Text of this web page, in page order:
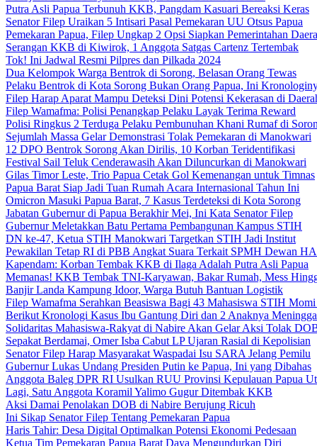
Putra Asli Papua Terbunuh KKB, Pangdam Kasuari Bereaksi Keras
Senator Filep Uraikan 5 Intisari Pasal Pemekaran UU Otsus Papua
Pemekaran Papua, Filep Ungkap 2 Opsi Siapkan Pemerintahan
Serangan KKB di Kiwirok, 1 Anggota Satgas Cartenz Tertembak
Tok! Ini Jadwal Resmi Pilpres dan Pilkada 2024
Dua Kelompok Warga Bentrok di Sorong, Belasan Orang Tewas
Pelaku Bentrok di Kota Sorong Bukan Orang Papua, Ini
Filep Harap Aparat Mampu Deteksi Dini Potensi Kekerasan di
Filep Wamafma: Polisi Penangkap Pelaku Layak Terima Reward
Polisi Ringkus 2 Terduga Pelaku Pembunuhan Khani Rumaf di
Sejumlah Massa Gelar Demonstrasi Tolak Pemekaran di Manokwari
12 DPO Bentrok Sorong Akan Dirilis, 10 Korban Teridentifikasi
Festival Sail Teluk Cenderawasih Akan Diluncurkan di Manokwari
Gilas Timor Leste, Trio Papua Cetak Gol Kemenangan untuk Timnas
Papua Barat Siap Jadi Tuan Rumah Acara Internasional Tahun Ini
Omicron Masuki Papua Barat, 7 Kasus Terdeteksi di Kota Sorong
Jabatan Gubernur di Papua Berakhir Mei, Ini Kata Senator Filep
Gubernur Meletakkan Batu Pertama Pembangunan Kampus STIH
DN ke-47, Ketua STIH Manokwari Targetkan STIH Jadi Institut
Pewakilan Tetap RI di PBB Angkat Suara Terkait SPMH Dewan
Kapendam: Korban Tembak KKB di Ilaga Adalah Putra Asli Papua
Memanas! KKB Tembak TNI-Karyawan, Bakar Rumah, Mess
Banjir Landa Kampung Idoor, Warga Butuh Bantuan Logistik
Filep Wamafma Serahkan Beasiswa Bagi 43 Mahasiswa STIH Momi
Berikut Kronologi Kasus Ibu Gantung Diri dan 2 Anaknya
Solidaritas Mahasiswa-Rakyat di Nabire Akan Gelar Aksi Tolak
Sepakat Berdamai, Omer Isba Cabut LP Ujaran Rasial di Kepolisian
Senator Filep Harap Masyarakat Waspadai Isu SARA Jelang Pemilu
Gubernur Lukas Undang Presiden Putin ke Papua, Ini yang Dibahas
Anggota Baleg DPR RI Usulkan RUU Provinsi Kepulauan Papua
Lagi, Satu Anggota Koramil Yalimo Gugur Ditembak KKB
Aksi Damai Penolakan DOB di Nabire Berujung Ricuh
Ini Sikap Senator Filep Tentang Pemekaran Papua
Haris Tahir: Desa Digital Optimalkan Potensi Ekonomi Pedesaan
Ketua Tim Pemekaran Papua Barat Daya Mengundurkan Diri